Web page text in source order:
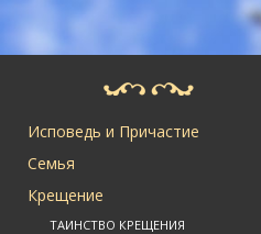
Исповедь и Причастие
Семья
Крещение
ТАИНСТВО КРЕЩЕНИЯ